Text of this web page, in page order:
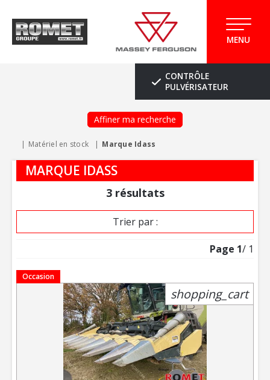
MENU
CONTRÔLE
PULVÉRISATEUR
Affiner ma recherche
Matériel en stock Marque Idass
MARQUE IDASS
3 résultats
Trier par :
Page 1/ 1
Occasion
shopping_cart